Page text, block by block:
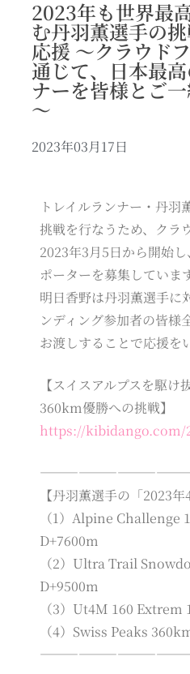
2023年も世界最
む丹羽薫選手の
応援 ～クラウド
通じて、日本最
ナーを皆様とご
～
2023年03月17日
トレイルランナー・丹羽
挑戦を行なうため、クラ
2023年3月5日から開始
ポーターを募集しています
明日香野は丹羽薫選手に
ンディング参加者の皆様
お渡しすることで応援を
【スイスアルプスを駆
360km優勝への挑戦】
https://kibidango.com/
【丹羽薫選手の「2023年
（1）Alpine Challenge
D+7600m
（2）Ultra Trail
D+9500m
（3）Ut4M 160
（4）Swiss Peaks